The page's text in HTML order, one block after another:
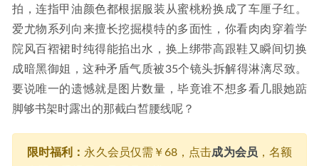
拍，连指甲油颜色都根据服装从蜜桃粉换成了车厘子红。
爱尤物系列向来擅长挖掘模特的多面性，你看肉肉穿着学
院风百褶裙时纯得能掐出水，换上绑带高跟鞋又瞬间切换
成暗黑御姐，这种矛盾气质被35个镜头拆解得淋漓尽致。
要说唯一的遗憾就是图片数量，毕竟谁不想多看几眼她踮
脚够书架时露出的那截白皙腰线呢？
限时福利： 永久会员仅需￥68，点击成为会员 ，名额